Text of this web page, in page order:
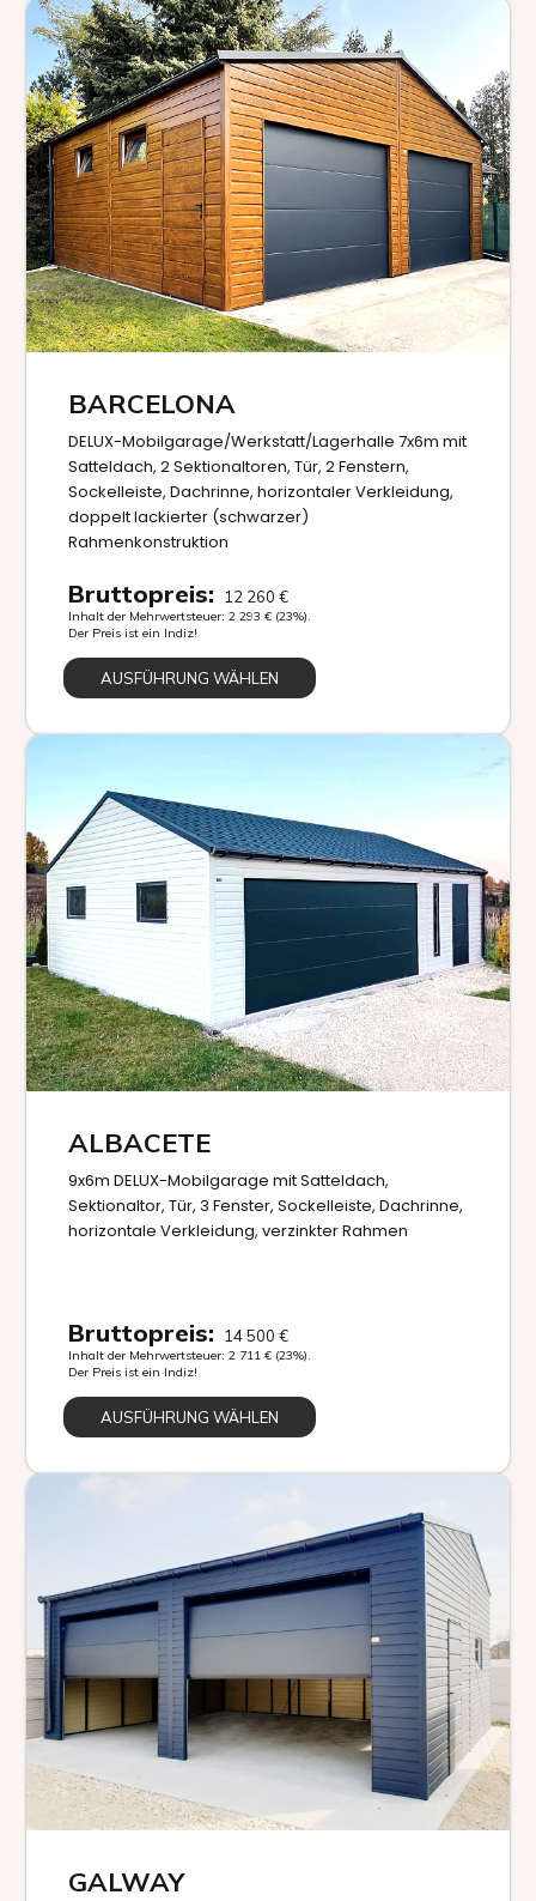
BARCELONA
DELUX-Mobilgarage/Werkstatt/Lagerhalle 7x6m mit
Satteldach, 2 Sektionaltoren, Tür, 2 Fenstern,
Sockelleiste, Dachrinne, horizontaler Verkleidung,
doppelt lackierter (schwarzer)
Rahmenkonstruktion
Bruttopreis: 12 260 €
Inhalt der Mehrwertsteuer: 2 293 € (23%).
Der Preis ist ein Indiz!
AUSFÜHRUNG WÄHLEN
ALBACETE
9x6m DELUX-Mobilgarage mit Satteldach,
Sektionaltor, Tür, 3 Fenster, Sockelleiste, Dachrinne,
horizontale Verkleidung, verzinkter Rahmen
Bruttopreis: 14 500 €
Inhalt der Mehrwertsteuer: 2 711 € (23%).
Der Preis ist ein Indiz!
AUSFÜHRUNG WÄHLEN
GALWAY